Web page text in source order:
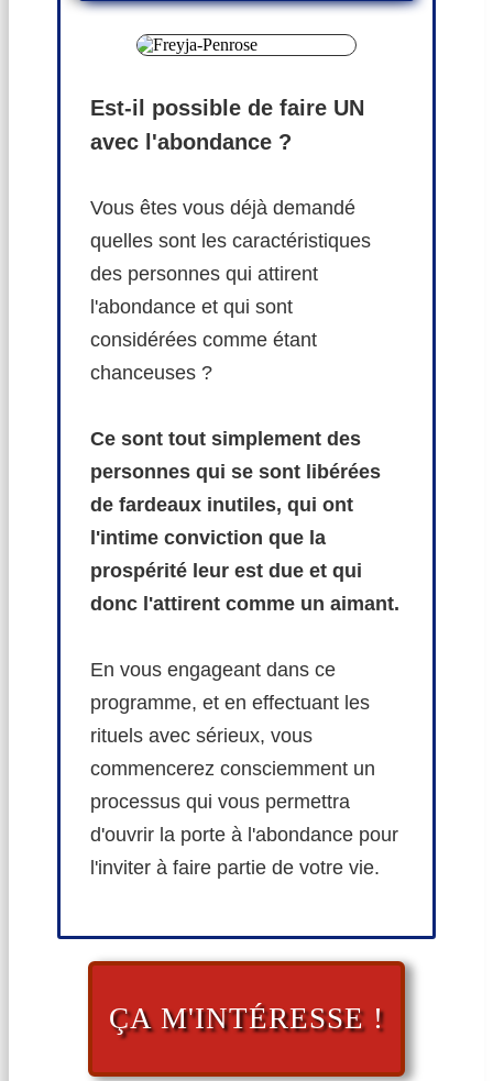
Est-il possible de faire UN
avec l'abondance ?
Vous êtes vous déjà demandé
quelles sont les caractéristiques
des personnes qui attirent
l'abondance et qui sont
considérées comme étant
chanceuses ?
Ce sont tout simplement des
personnes qui se sont libérées
de fardeaux inutiles, qui ont
l'intime conviction que la
prospérité leur est due et qui
donc l'attirent comme un aimant.
En vous engageant dans ce
programme, et en effectuant les
rituels avec sérieux, vous
commencerez consciemment un
processus qui vous permettra
d'ouvrir la porte à l'abondance pour
l'inviter à faire partie de votre vie.
ÇA M'INTÉRESSE !